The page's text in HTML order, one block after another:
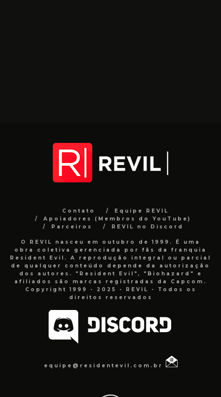
Contato
Equipe REVIL
Apoiadores (Membros do YouTube)
Parceiros
REVIL no Discord
O REVIL nasceu em outubro de 1999. É uma
obra coletiva gerenciada por fãs da franquia
Resident Evil. A reprodução integral ou parcial
de qualquer conteúdo depende da autorização
dos autores. "Resident Evil", "Biohazard" e
afiliados são marcas registradas da Capcom.
Copyright 1999 - 2025 - REVIL - Todos os
direitos reservados
equipe@residentevil.com.br